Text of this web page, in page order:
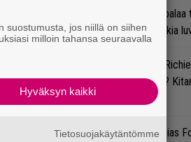
tämän
Blind Channel
ja uutta musiikkia
Miten sujuvat
Jovi -hommat?
vanhaan hittiin
Näin sujuu Tobias
suostumusta, jos niillä on siihen
milloin tahansa seuraavalla
Hyväksyn kaikki
Tietosuojakäytäntömme